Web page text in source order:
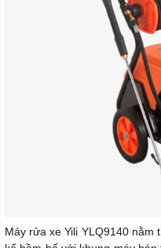
Máy rửa xe Yili YLQ9140 nằm